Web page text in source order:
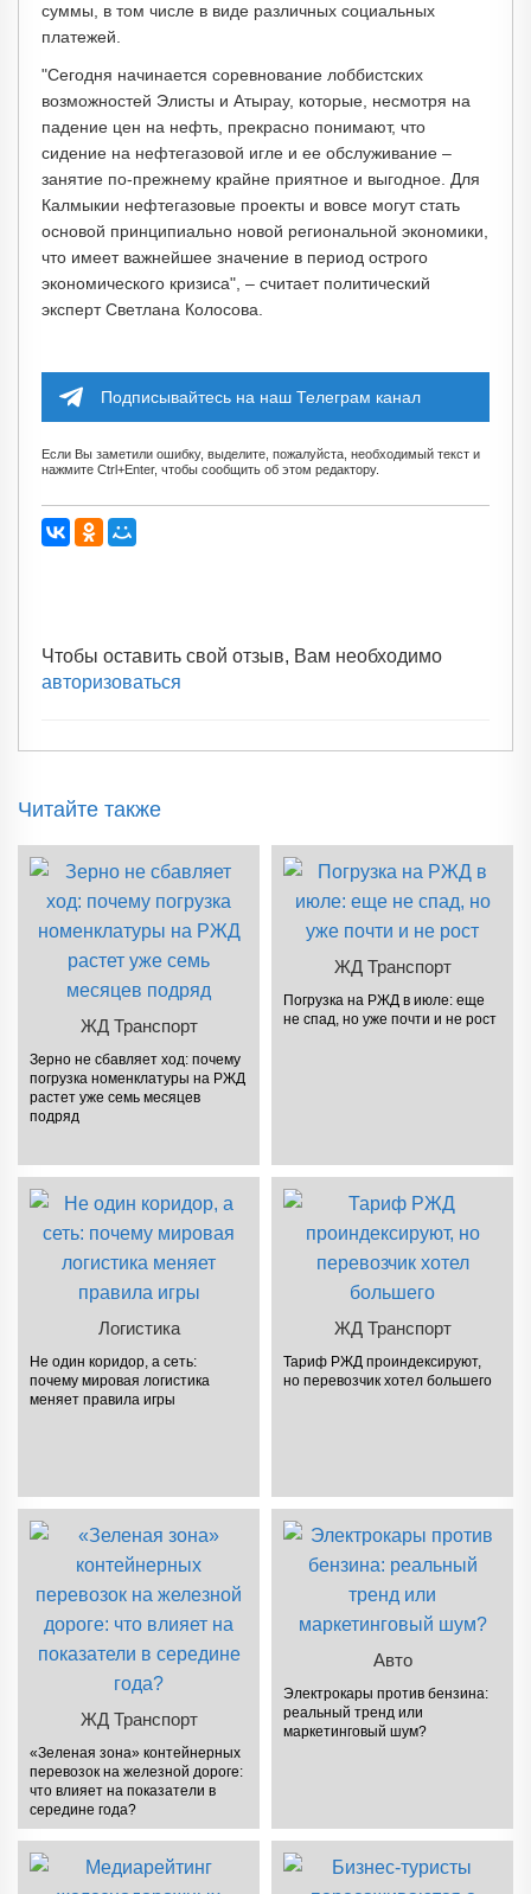
суммы, в том числе в виде различных социальных
платежей.
"Сегодня начинается соревнование лоббистских
возможностей Элисты и Атырау, которые, несмотря на
падение цен на нефть, прекрасно понимают, что
сидение на нефтегазовой игле и ее обслуживание –
занятие по-прежнему крайне приятное и выгодное. Для
Калмыкии нефтегазовые проекты и вовсе могут стать
основой принципиально новой региональной экономики,
что имеет важнейшее значение в период острого
экономического кризиса", – считает политический
эксперт Светлана Колосова.
Подписывайтесь на наш Телеграм канал
Если Вы заметили ошибку, выделите, пожалуйста, необходимый текст и
нажмите Ctrl+Enter, чтобы сообщить об этом редактору.
Чтобы оставить свой отзыв, Вам необходимо
авторизоваться
Читайте также
ЖД Транспорт
Зерно не сбавляет ход: почему
погрузка номенклатуры на РЖД
растет уже семь месяцев
подряд
ЖД Транспорт
Погрузка на РЖД в июле: еще
не спад, но уже почти и не рост
Логистика
Не один коридор, а сеть:
почему мировая логистика
меняет правила игры
ЖД Транспорт
Тариф РЖД проиндексируют,
но перевозчик хотел большего
ЖД Транспорт
«Зеленая зона» контейнерных
перевозок на железной дороге:
что влияет на показатели в
середине года?
Авто
Электрокары против бензина:
реальный тренд или
маркетинговый шум?